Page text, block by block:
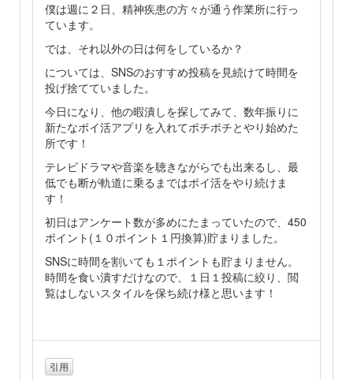
僕は週に２日、精神疾患の方々が通う作業所に行っ
ています。
では、それ以外の日は何をしているか？
については、SNSのおすすめ投稿を見続けて時間を
投げ捨てていました。
今日になり、他の暇潰しを探してみて、数年振りに
新たなポイ活アプリを入れてポチポチとやり始めた
所です！
テレビドラマや音楽を聴きながらでも出来るし、最
低でも断が軌道に乗るまではポイ活をやり続けま
す！
初日はアンケート数が多めにたまっていたので、450
ポイント(１０ポイント１円換算)貯まりました。
SNSに時間を割いても１ポイントも貯まりません。
時間を食い潰すだけなので、１日１投稿に絞り、閲
覧はしないスタイルを保ち続け様と思います！
引用